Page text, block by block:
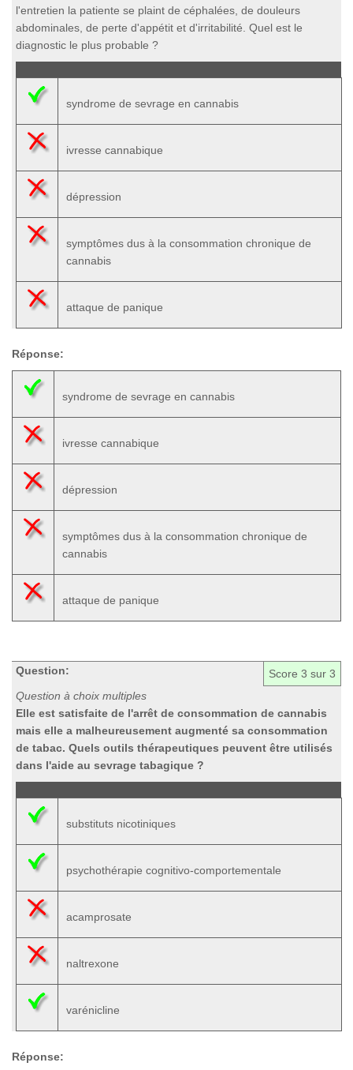
l'entretien la patiente se plaint de céphalées, de douleurs
abdominales, de perte d'appétit et d'irritabilité. Quel est le
diagnostic le plus probable ?
syndrome de sevrage en cannabis
ivresse cannabique
dépression
symptômes dus à la consommation chronique de
cannabis
attaque de panique
Réponse:
syndrome de sevrage en cannabis
ivresse cannabique
dépression
symptômes dus à la consommation chronique de
cannabis
attaque de panique
Score 3 sur 3
Question:
Question à choix multiples
Elle est satisfaite de l'arrêt de consommation de cannabis
mais elle a malheureusement augmenté sa consommation
de tabac. Quels outils thérapeutiques peuvent être utilisés
dans l'aide au sevrage tabagique ?
substituts nicotiniques
psychothérapie cognitivo-comportementale
acamprosate
naltrexone
varénicline
Réponse: